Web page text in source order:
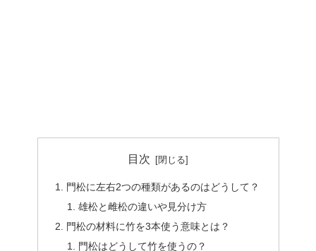
目次
門松に左右2つの種類があるのはどうして？
雄松と雌松の違いや見分け方
門松の材料に竹を3本使う意味とは？
門松はどうして竹を使うの？